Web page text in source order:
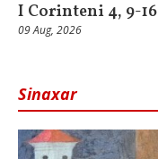
I Corinteni 4, 9-16
09 Aug, 2026
Sinaxar